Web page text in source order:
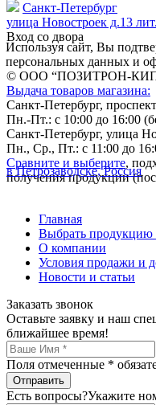
Санкт-Петербург
улица Новостроек д.13
Вход со двора
Используя сайт, Вы
персональных данных и
© ООО “ПОЗИТРОН-
Выдача товаров магазина:
Санкт-Петербург,
Пн.-Пт.: с 10:00 до 16:00
Санкт-Петербург, улица
Пн., Ср., Пт.: с 11:00 до
Сравните и выберите,
получения продукции
в Петрозаводске, Россия
Главная
Выбрать продукцию
О компании
Условия продажи и
Новости и статьи
Заказать звонок
Оставьте заявку и наш
ближайшее время!
Поля отмеченные *
Есть вопросы?Укажите